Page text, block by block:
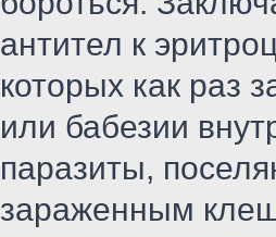
антител к
которых как раз
или бабезии
паразиты,
зараженным